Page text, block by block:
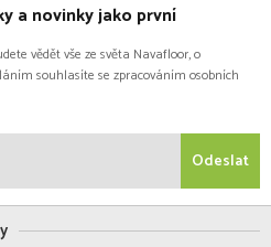
a novinky jako první
vědět vše ze světa Navafloor, o
souhlasíte se zpracováním osobních
Odeslat